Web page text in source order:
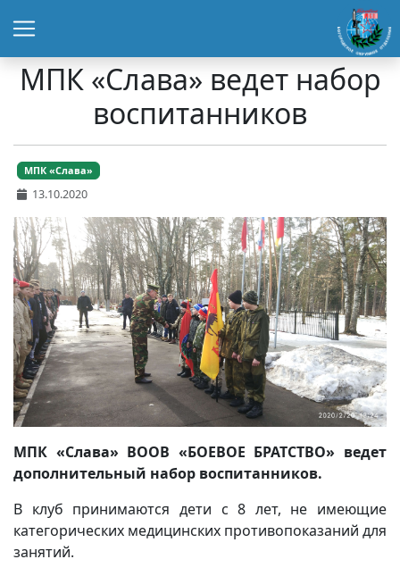
МПК «Слава» ведет набор
воспитанников
МПК «Слава»
13.10.2020
МПК «Слава» ВООВ «БОЕВОЕ БРАТСТВО» ведет
дополнительный набор воспитанников.
В клуб принимаются дети с 8 лет, не имеющие
категорических медицинских противопоказаний для
занятий.